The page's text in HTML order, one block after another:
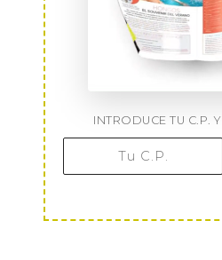
INTRODUCE TU C.P. Y